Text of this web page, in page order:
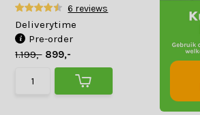
6 reviews
Deliverytime
Pre-order
1.199,- 899,-